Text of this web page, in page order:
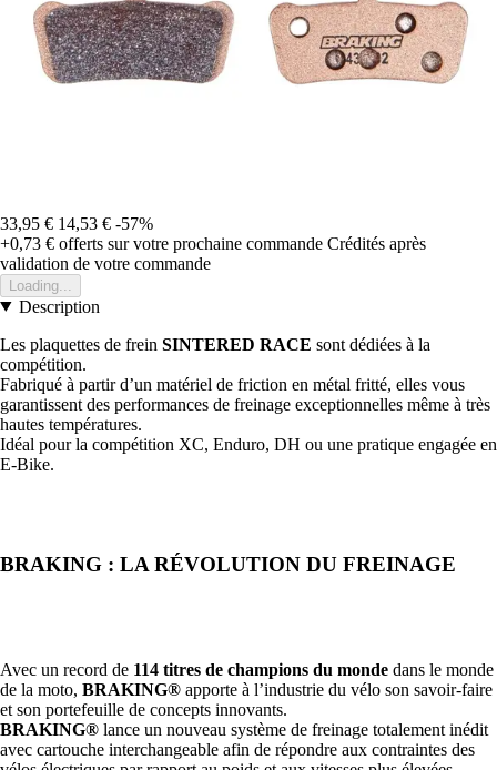
33,95 € 14,53 € -57%
+0,73 € offerts sur votre prochaine commande Crédités après
validation de votre commande
Loading...
Description
Les plaquettes de frein SINTERED RACE sont dédiées à la
compétition.
Fabriqué à partir d’un matériel de friction en métal fritté, elles vous
garantissent des performances de freinage exceptionnelles même à très
hautes températures.
Idéal pour la compétition XC, Enduro, DH ou une pratique engagée en
E-Bike.
BRAKING : LA RÉVOLUTION DU FREINAGE
Avec un record de 114 titres de champions du monde dans le monde
de la moto, BRAKING® apporte à l’industrie du vélo son savoir-faire
et son portefeuille de concepts innovants.
BRAKING® lance un nouveau système de freinage totalement inédit
avec cartouche interchangeable afin de répondre aux contraintes des